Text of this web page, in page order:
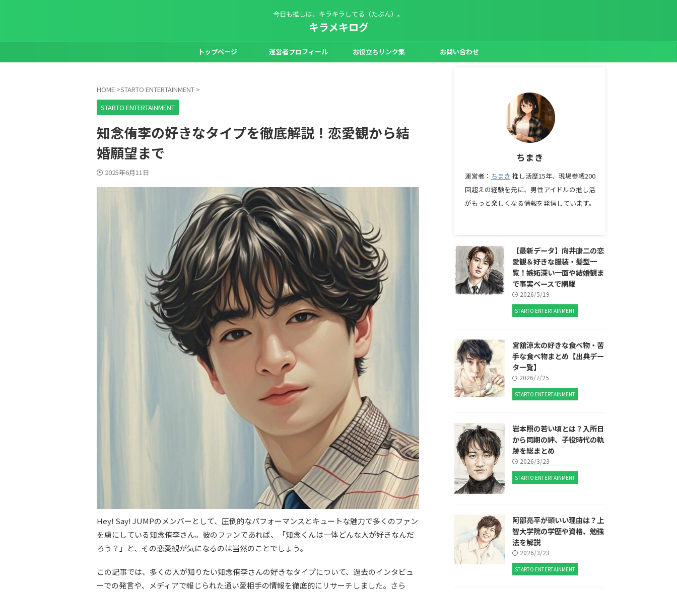
今日も推しは、キラキラしてる（たぶん）。
キラメキログ
トップページ 運営者プロフィール お役立ちリンク集 お問い合わせ
HOME >STARTO ENTERTAINMENT >
STARTO ENTERTAINMENT
知念侑李の好きなタイプを徹底解説！恋愛観から結
婚願望まで
2025年6月11日
Hey! Say! JUMPのメンバーとして、圧倒的なパフォーマンスとキュートな魅力で多くのファン
を虜にしている知念侑李さん。彼のファンであれば、「知念くんは一体どんな人が好きなんだ
ろう？」と、その恋愛観が気になるのは当然のことでしょう。
この記事では、多くの人が知りたい知念侑李さんの好きなタイプについて、過去のインタビュ
ーでの発言や、メディアで報じられた通い愛相手の情報を徹底的にリサーチしました。さら
ちまき
運営者： ちまき 推し活歴15年、現場参戦200
回超えの経験を元に、男性アイドルの推し活
がもっと楽しくなる情報を発信しています。
【最新データ】向井康二の恋
愛観＆好きな服装・髪型一
覧！嫉妬深い一面や結婚観ま
で事実ベースで網羅
2026/5/19
STARTO ENTERTAINMENT
宮舘涼太の好きな食べ物・苦
手な食べ物まとめ【出典デー
タ一覧】
2026/7/25
STARTO ENTERTAINMENT
岩本照の若い頃とは？入所日
から同期の絆、子役時代の軌
跡を総まとめ
2026/3/23
STARTO ENTERTAINMENT
阿部亮平が頭いい理由は？上
智大学院の学歴や資格、勉強
法を解説
2026/3/23
STARTO ENTERTAINMENT